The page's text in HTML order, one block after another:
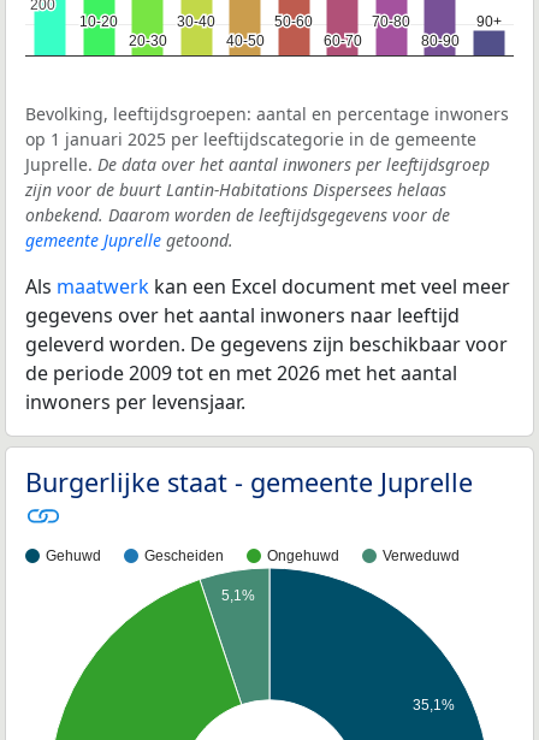
10-20
10-20
20-30
20-30
30-40
30-40
40-50
40-50
50-60
50-60
60-70
60-70
70-80
70-80
80-90
80-90
90+
90+
200
200
Bevolking, leeftijdsgroepen: aantal en percentage inwoners
op 1 januari 2025 per leeftijdscategorie in de gemeente
Juprelle. De data over het aantal inwoners per leeftijdsgroep
zijn voor de buurt Lantin-Habitations Dispersees helaas
onbekend. Daarom worden de leeftijdsgegevens voor de
gemeente Juprelle getoond.
Als maatwerk kan een Excel document met veel meer
gegevens over het aantal inwoners naar leeftijd
geleverd worden. De gegevens zijn beschikbaar voor
de periode 2009 tot en met 2026 met het aantal
inwoners per levensjaar.
Burgerlijke staat - gemeente Juprelle
Gehuwd Gescheiden Ongehuwd Verweduwd
35,1%
5,1%